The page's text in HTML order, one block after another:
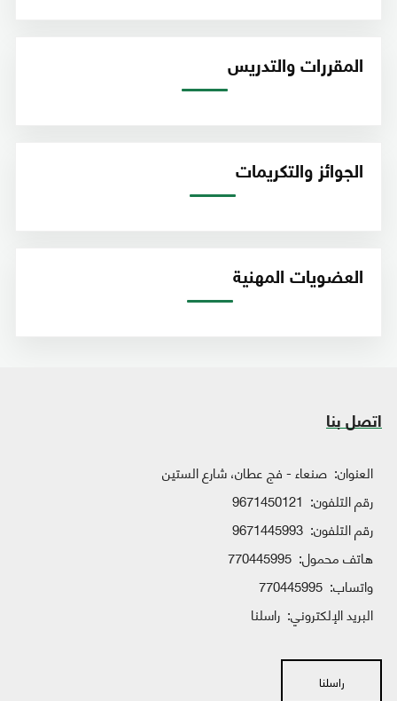
المقررات والتدريس
الجوائز والتكريمات
العضويات المهنية
اتصل بنا
العنوان: صنعاء - فج عطان، شارع الستين
رقم التلفون: 9671450121
رقم التلفون: 9671445993
هاتف محمول: 770445995
واتساب:
البريد الإلكتروني: راسلنا
راسلنا